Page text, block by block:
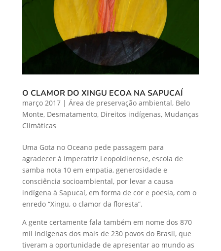
O CLAMOR DO XINGU ECOA NA SAPUCAÍ
março 2017| Área de preservação ambiental, Belo
Monte, Desmatamento, Direitos indígenas, Mudanças
Climáticas
Uma Gota no Oceano pede passagem para
agradecer à Imperatriz Leopoldinense, escola de
samba nota 10 em empatia, generosidade e
consciência socioambiental, por levar a causa
indígena à Sapucaí, em forma de cor e poesia, com o
enredo “Xingu, o clamor da floresta”.
A gente certamente fala também em nome dos 870
mil indígenas dos mais de 230 povos do Brasil, que
tiveram a oportunidade de apresentar ao mundo as